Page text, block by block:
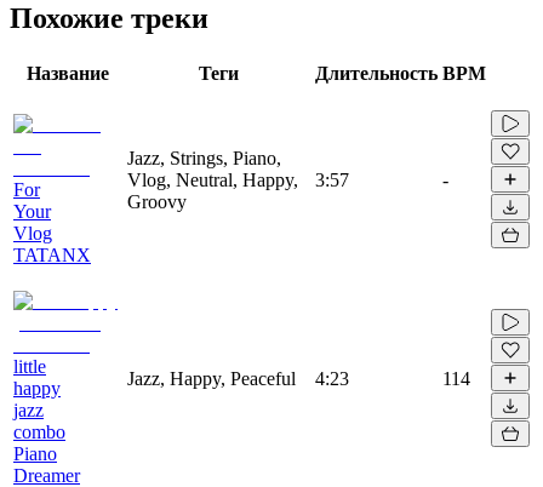
Похожие треки
Название Теги Длительность BPM
For
Your
Vlog
TATANX
Jazz, Strings, Piano,
Vlog, Neutral, Happy,
Groovy
3:57 -
little
happy
jazz
combo
Piano
Dreamer
Jazz, Happy, Peaceful 4:23 114